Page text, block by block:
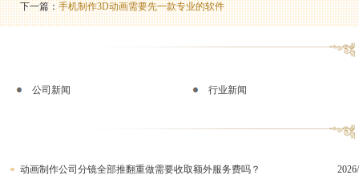
下一篇：手机制作3D动画需要先一款专业的软件
公司新闻 行业新闻
动画制作公司分镜全部推翻重做需要收取额外服务费吗？